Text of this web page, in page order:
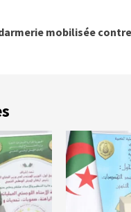
mobilisée